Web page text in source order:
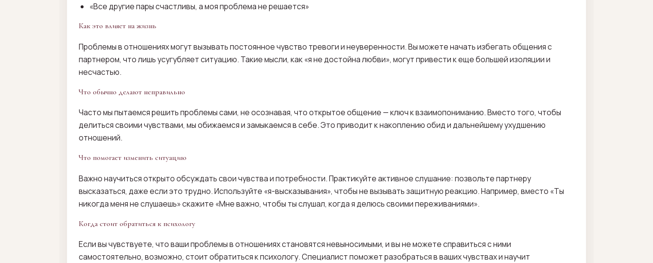
«Все другие пары счастливы, а моя проблема не решается»
Как это влияет на жизнь
Проблемы в отношениях могут вызывать постоянное чувство тревоги и неуверенности. Вы можете начать избегать общения с
партнером, что лишь усугубляет ситуацию. Такие мысли, как «я не достойна любви», могут привести к еще большей изоляции и
несчастью.
Что обычно делают неправильно
Часто мы пытаемся решить проблемы сами, не осознавая, что открытое общение — ключ к взаимопониманию. Вместо того, чтобы
делиться своими чувствами, мы обижаемся и замыкаемся в себе. Это приводит к накоплению обид и дальнейшему ухудшению
отношений.
Что помогает изменить ситуацию
Важно научиться открыто обсуждать свои чувства и потребности. Практикуйте активное слушание: позвольте партнеру
высказаться, даже если это трудно. Используйте «я-высказывания», чтобы не вызывать защитную реакцию. Например, вместо «Ты
никогда меня не слушаешь» скажите «Мне важно, чтобы ты слушал, когда я делюсь своими переживаниями».
Когда стоит обратиться к психологу
Если вы чувствуете, что ваши проблемы в отношениях становятся невыносимыми, и вы не можете справиться с ними
самостоятельно, возможно, стоит обратиться к психологу. Специалист поможет разобраться в ваших чувствах и научит